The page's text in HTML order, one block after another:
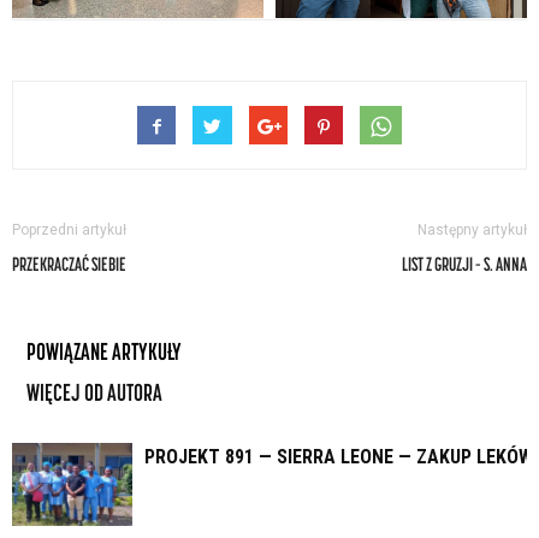
Poprzedni artykuł
PRZEKRACZAĆ SIEBIE
Następny artykuł
LIST Z GRUZJI – S. ANNA
POWIĄZANE ARTYKUŁY
WIĘCEJ OD AUTORA
PROJEKT 891 — SIERRA LEONE — ZAKUP LEKÓW